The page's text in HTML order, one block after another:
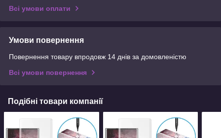
Всі умови оплати
Умови повернення
Повернення товару впродовж 14 днів за домовленістю
Всі умови повернення
Подібні товари компанії